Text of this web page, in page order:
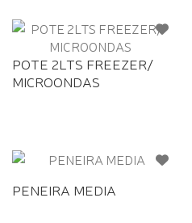
POTE 2LTS FREEZER/
MICROONDAS
PENEIRA MEDIA